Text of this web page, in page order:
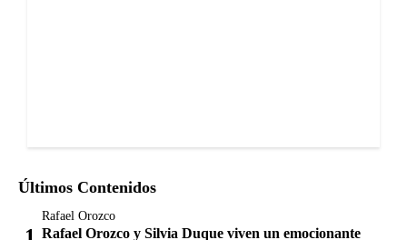
Últimos Contenidos
Rafael Orozco
Rafael Orozco y Silvia Duque viven un emocionante